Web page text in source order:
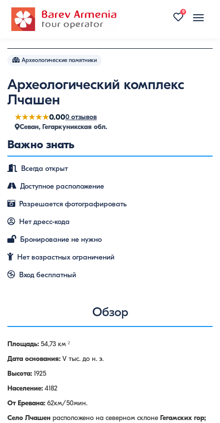
Toggle
0
Археологические памятники
Археологический комплекс
Лчашен
★★★★★0.000 отзывов
Севан, Гегаркуникская обл.
Важно знать
Всегда открыт
Доступное расположение
Разрешается фотографировать
Нет дресс-кода
Бронирование не нужно
Нет возрастных ограничений
Вход бесплатный
Обзор
Площадь: 54,73 км ²
Дата основания: V тыс. до н. э.
Высота: 1925
Население: 4182
От Еревана: 62км/50мин.
Село Лчашен расположено на северном склоне Гегамских гор;